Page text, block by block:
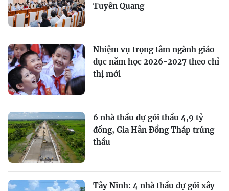
Tuyên Quang
Nhiệm vụ trọng tâm ngành giáo
dục năm học 2026-2027 theo chỉ
thị mới
6 nhà thầu dự gói thầu 4,9 tỷ
đồng, Gia Hân Đồng Tháp trúng
thầu
Tây Ninh: 4 nhà thầu dự gói xây